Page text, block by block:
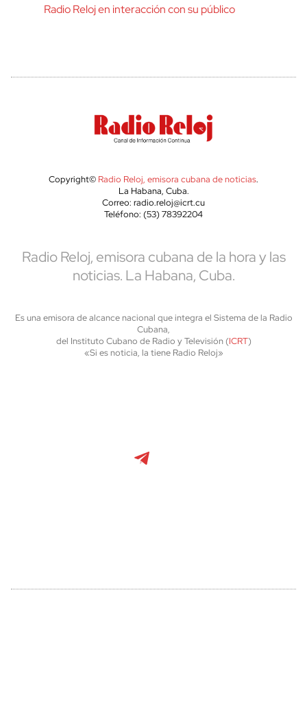
Radio Reloj en interacción con su público
Copyright© Radio Reloj, emisora cubana de noticias.
La Habana, Cuba.
Correo: radio.reloj@icrt.cu
Teléfono: (53) 78392204
Radio Reloj, emisora cubana de la hora y las
noticias. La Habana, Cuba.
Es una emisora de alcance nacional que integra el Sistema de la Radio
Cubana,
del Instituto Cubano de Radio y Televisión (ICRT)
«Si es noticia, la tiene Radio Reloj»